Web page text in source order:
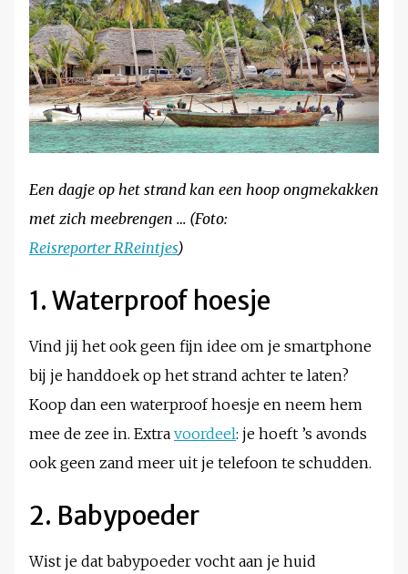
Een dagje op het strand kan een hoop ongmekakken
met zich meebrengen … (Foto:
Reisreporter RReintjes)
1. Waterproof hoesje
Vind jij het ook geen fijn idee om je smartphone
bij je handdoek op het strand achter te laten?
Koop dan een waterproof hoesje en neem hem
mee de zee in. Extra voordeel: je hoeft ’s avonds
ook geen zand meer uit je telefoon te schudden.
2. Babypoeder
Wist je dat babypoeder vocht aan je huid